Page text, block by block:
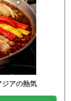
アの熱気